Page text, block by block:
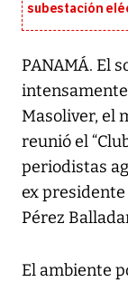
subestación
PANAMÁ. El
Masoliver, el
reunió el
periodistas
ex presidente
Pérez
El ambiente